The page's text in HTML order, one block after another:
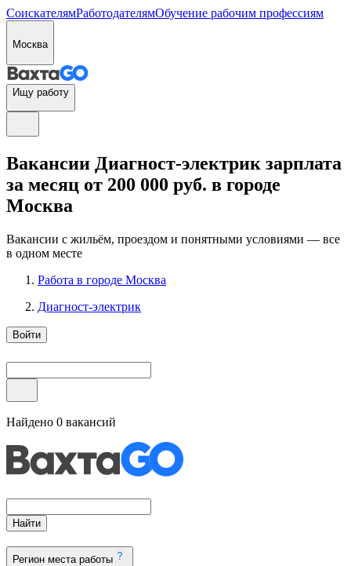
СоискателямРаботодателямОбучение рабочим профессиям
Москва
Ищу работу
Вакансии Диагност-электрик зарплата
за месяц от 200 000 руб. в городе
Москва
Вакансии с жильём, проездом и понятными условиями — все
в одном месте
Работа в городе Москва
Диагност-электрик
Войти
Найдено 0 вакансий
Найти
Регион места работы